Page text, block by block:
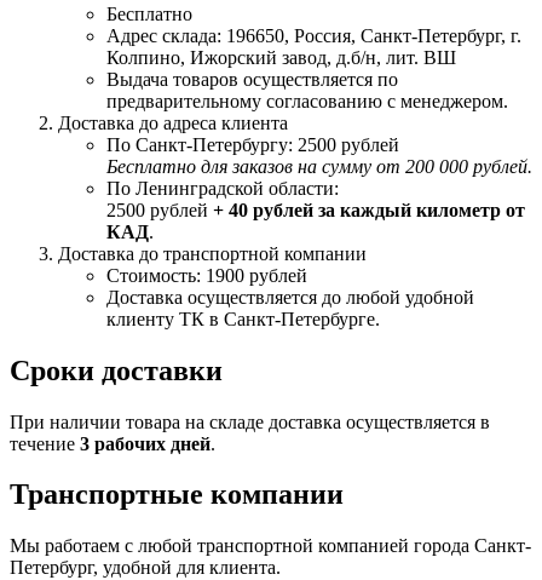
Бесплатно
Адрес склада: 196650, Россия, Санкт-Петербург, г.
Колпино, Ижорский завод, д.б/н, лит. ВШ
Выдача товаров осуществляется по
предварительному согласованию с менеджером.
Доставка до адреса клиента
По Санкт-Петербургу: 2500 рублей
Бесплатно для заказов на сумму от 200 000 рублей.
По Ленинградской области:
2500 рублей + 40 рублей за каждый километр от
КАД.
Доставка до транспортной компании
Стоимость: 1900 рублей
Доставка осуществляется до любой удобной
клиенту ТК в Санкт-Петербурге.
Сроки доставки
При наличии товара на складе доставка осуществляется в
течение 3 рабочих дней.
Транспортные компании
Мы работаем с любой транспортной компанией города Санкт-
Петербург, удобной для клиента.